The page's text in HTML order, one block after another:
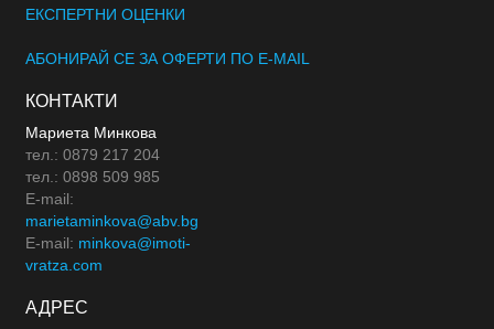
ЕКСПЕРТНИ ОЦЕНКИ
АБОНИРАЙ СЕ ЗА ОФЕРТИ ПО E-MAIL
КОНТАКТИ
Мариета Минкова
тел.: 0879 217 204
тел.: 0898 509 985
E-mail:
marietaminkova@abv.bg
E-mail: minkova@imoti-
vratza.com
АДРЕС